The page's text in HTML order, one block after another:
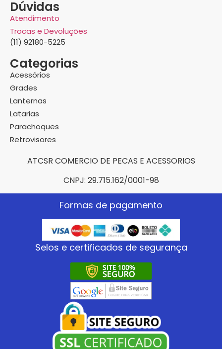
Dúvidas
Atendimento
Trocas e Devoluções
(11) 92180-5225
Categorias
Acessórios
Grades
Lanternas
Latarias
Parachoques
Retrovisores
ATCSR COMERCIO DE PECAS E ACESSORIOS
CNPJ: 29.715.162/0001-98
Formas de pagamento
Selos e certificados de segurança